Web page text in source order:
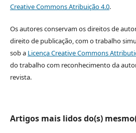
Creative Commons Atribuição 4.0.
Os autores conservam os direitos de
direito de publicação, com o trabalho
sob a Licença Creative Commons
do trabalho com reconhecimento da
revista.
Artigos mais lidos do(s)